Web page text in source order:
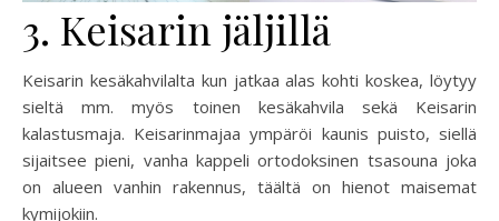
3. Keisarin jäljillä
Keisarin kesäkahvilalta kun jatkaa alas kohti koskea, löytyy
sieltä mm. myös toinen kesäkahvila sekä Keisarin
kalastusmaja. Keisarinmajaa ympäröi kaunis puisto, siellä
sijaitsee pieni, vanha kappeli ortodoksinen tsasouna joka
on alueen vanhin rakennus, täältä on hienot maisemat
kymijokiin.